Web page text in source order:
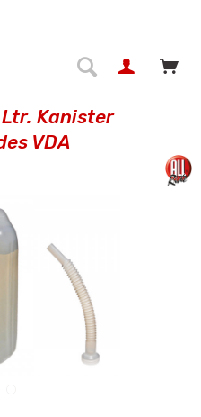
Kanister
VDA